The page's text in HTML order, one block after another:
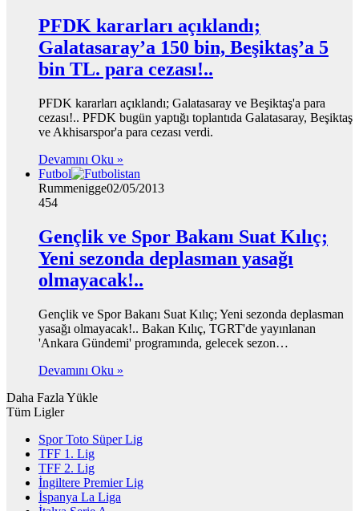
PFDK kararları açıklandı;
Galatasaray’a 150 bin, Beşiktaş’a 5
bin TL. para cezası!..
PFDK kararları açıklandı; Galatasaray ve Beşiktaş'a para
cezası!.. PFDK bugün yaptığı toplantıda Galatasaray, Beşiktaş
ve Akhisarspor'a para cezası verdi.
Devamını Oku »
Futbol
Rummenigge02/05/2013
454
Gençlik ve Spor Bakanı Suat Kılıç;
Yeni sezonda deplasman yasağı
olmayacak!..
Gençlik ve Spor Bakanı Suat Kılıç; Yeni sezonda deplasman
yasağı olmayacak!.. Bakan Kılıç, TGRT'de yayınlanan
'Ankara Gündemi' programında, gelecek sezon…
Devamını Oku »
Daha Fazla Yükle
Tüm Ligler
Spor Toto Süper Lig
TFF 1. Lig
TFF 2. Lig
İngiltere Premier Lig
İspanya La Liga